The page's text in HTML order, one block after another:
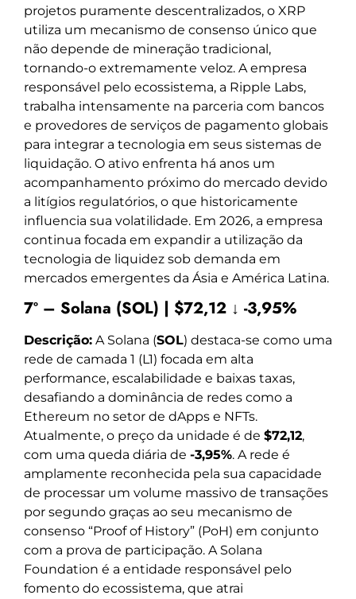
projetos puramente descentralizados, o XRP
utiliza um mecanismo de consenso único que
não depende de mineração tradicional,
tornando-o extremamente veloz. A empresa
responsável pelo ecossistema, a Ripple Labs,
trabalha intensamente na parceria com bancos
e provedores de serviços de pagamento globais
para integrar a tecnologia em seus sistemas de
liquidação. O ativo enfrenta há anos um
acompanhamento próximo do mercado devido
a litígios regulatórios, o que historicamente
influencia sua volatilidade. Em 2026, a empresa
continua focada em expandir a utilização da
tecnologia de liquidez sob demanda em
mercados emergentes da Ásia e América Latina.
7º – Solana (SOL) | $72,12 ↓ -3,95%
Descrição: A Solana (SOL) destaca-se como uma
rede de camada 1 (L1) focada em alta
performance, escalabilidade e baixas taxas,
desafiando a dominância de redes como a
Ethereum no setor de dApps e NFTs.
Atualmente, o preço da unidade é de $72,12,
com uma queda diária de -3,95%. A rede é
amplamente reconhecida pela sua capacidade
de processar um volume massivo de transações
por segundo graças ao seu mecanismo de
consenso “Proof of History” (PoH) em conjunto
com a prova de participação. A Solana
Foundation é a entidade responsável pelo
fomento do ecossistema, que atrai